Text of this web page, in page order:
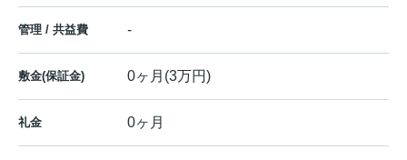
管理 / 共益費 -
敷金(保証金) 0ヶ月(3万円)
礼金 0ヶ月